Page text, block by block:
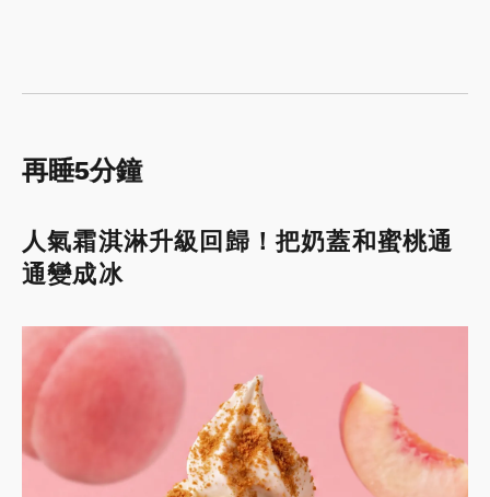
再睡5分鐘
人氣霜淇淋升級回歸！把奶蓋和蜜桃通
通變成冰